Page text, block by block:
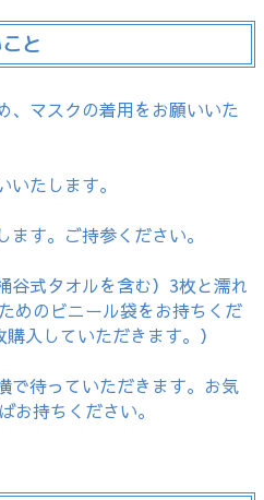
と
、マスクの着用をお願いいた
いたします。
ます。ご持参ください。
谷式タオルを含む）3枚と濡れ
めのビニール袋をお持ちくだ
入していただきます。）
で待っていただきます。お気
お持ちください。